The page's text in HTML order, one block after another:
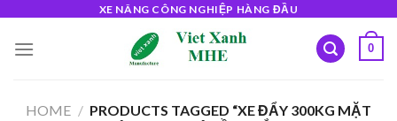
content
XE NÂNG CÔNG NGHIỆP HÀNG ĐẦU
0
HOME / PRODUCTS TAGGED “XE ĐẨY 300KG MẶT